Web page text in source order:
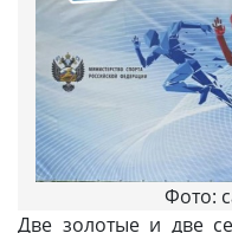
Фото:
Две золотые и две